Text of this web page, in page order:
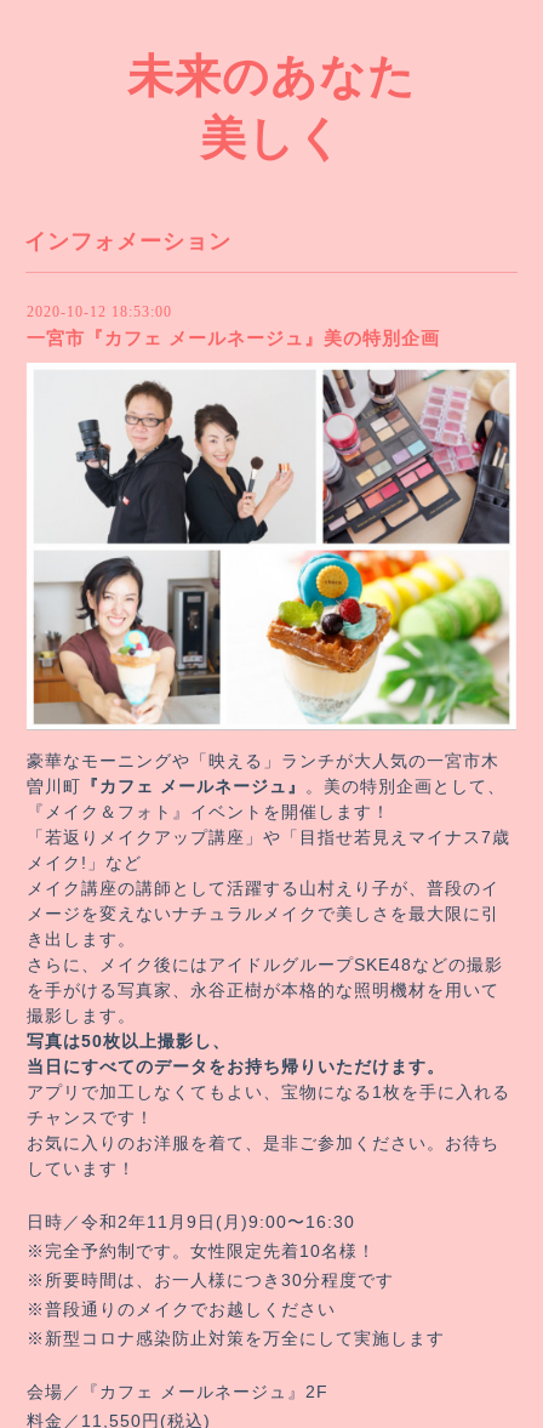
未来のあなた
美しく
インフォメーション
2020-10-12 18:53:00
一宮市『カフェ メールネージュ』美の特別企画
豪華なモーニングや「映える」ランチが大人気の一宮市木
曽川町 『カフェ メールネージュ』
。美の特別企画として、
『メイク＆フォト』イベントを開催します！
「若返りメイクアップ講座」や「目指せ若見えマイナス7歳
メイク!」など
メイク講座の講師として活躍する山村えり子が、普段のイ
メージを変えないナチュラルメイクで美しさを最大限に引
き出します。
さらに、メイク後にはアイドルグループSKE48などの撮影
を手がける写真家、永谷正樹が本格的な照明機材を用いて
撮影します。
写真は50枚以上撮影し、
当日にすべてのデータをお持ち帰りいただけます。
アプリで加工しなくてもよい、宝物になる1枚を手に入れる
チャンスです！
お気に入りのお洋服を着て、是非ご参加ください。お待ち
しています！
日時／令和2年11月9日(月)9:00〜16:30
※完全予約制です。女性限定先着10名様！
※所要時間は、お一人様につき30分程度です
※普段通りのメイクでお越しください
※新型コロナ感染防止対策を万全にして実施します
会場／『カフェ メールネージュ』2F
料金／11,550円(税込)